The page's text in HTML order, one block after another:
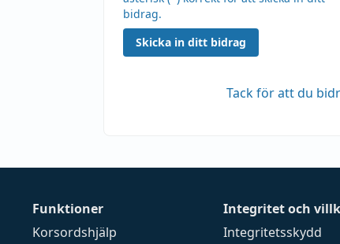
bidrag.
Skicka in ditt bidrag
Tack för att du
Funktioner
Korsordshjälp
Integritet och
Integritetsskydd